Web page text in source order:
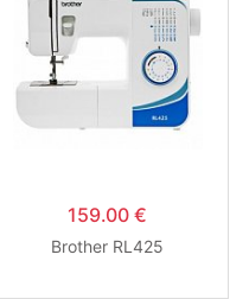
159.00 €
Brother RL425